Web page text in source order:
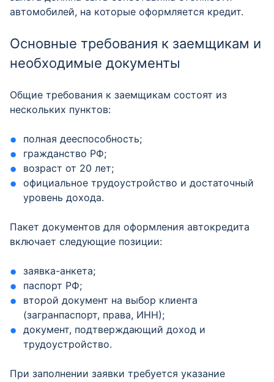
автомобилей, на которые оформляется кредит.
Основные требования к заемщикам и
необходимые документы
Общие требования к заемщикам состоят из
нескольких пунктов:
полная дееспособность;
гражданство РФ;
возраст от 20 лет;
официальное трудоустройство и достаточный
уровень дохода.
Пакет документов для оформления автокредита
включает следующие позиции:
заявка-анкета;
паспорт РФ;
второй документ на выбор клиента
(загранпаспорт, права, ИНН);
документ, подтверждающий доход и
трудоустройство.
При заполнении заявки требуется указание